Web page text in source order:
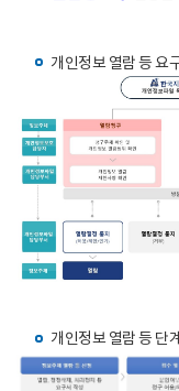
개인정보 열람 등 요
개인정보 열람 등 단